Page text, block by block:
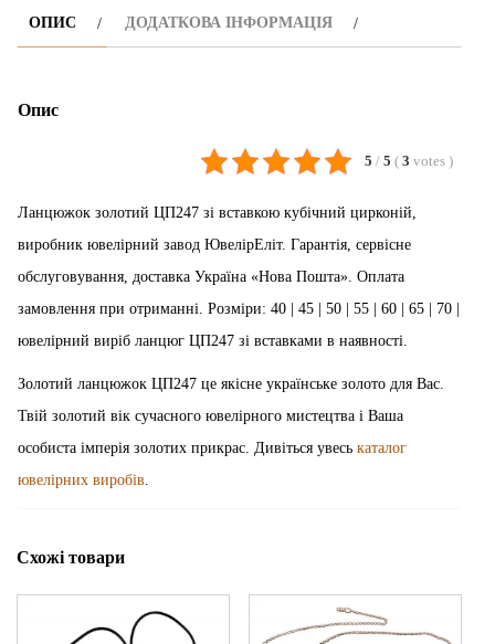
ОПИС ДОДАТКОВА ІНФОРМАЦІЯ
Опис
5 / 5 ( 3 votes )
Ланцюжок золотий ЦП247 зі вставкою кубічний цирконій,
виробник ювелірний завод ЮвелірЕліт. Гарантія, сервісне
обслуговування, доставка Україна «Нова Пошта». Оплата
замовлення при отриманні. Розміри: 40 | 45 | 50 | 55 | 60 | 65 | 70 |
ювелірний виріб ланцюг ЦП247 зі вставками в наявності.
Золотий ланцюжок ЦП247 це якісне українське золото для Вас.
Твій золотий вік сучасного ювелірного мистецтва і Ваша
особиста імперія золотих прикрас. Дивіться увесь каталог
ювелірних виробів
Схожі товари